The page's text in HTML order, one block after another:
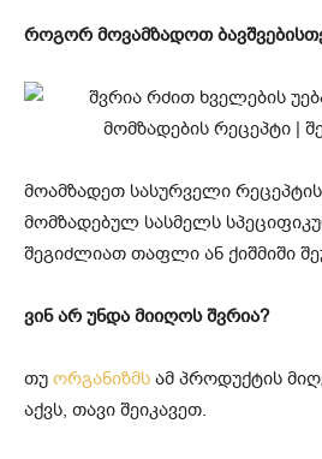
როგორ მოვამზადოთ
მოამზადეთ სასურველი
მომზადებულ სასმელს
შეგიძლიათ თაფლი ან ქიშმიში
ვინ არ უნდა მიიღოს შვრია?
თუ ორგანიზმს ამ პროდუქტის
აქვს, თავი შეიკავეთ.